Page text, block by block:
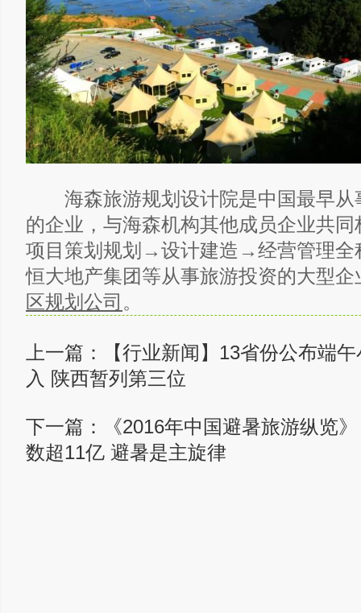
海森旅游规划设计院是中国最早从
的企业，与海森机构其他成员企业共
项目策划规划→设计建造→经营管理全
恒大地产集团等从事旅游投资的大型企
区规划公司 。
上一篇：
【行业新闻】13省份公布端
入 陕西暂列第三位
下一篇：
《2016年中国避暑旅游纵览
数超11亿 避暑是主旋律